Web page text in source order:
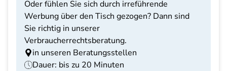
Oder fühlen Sie sich durch irreführende
Werbung über den Tisch gezogen? Dann sind
Sie richtig in unserer
Verbraucherrechtsberatung.
in unseren Beratungsstellen
Dauer: bis zu 20 Minuten